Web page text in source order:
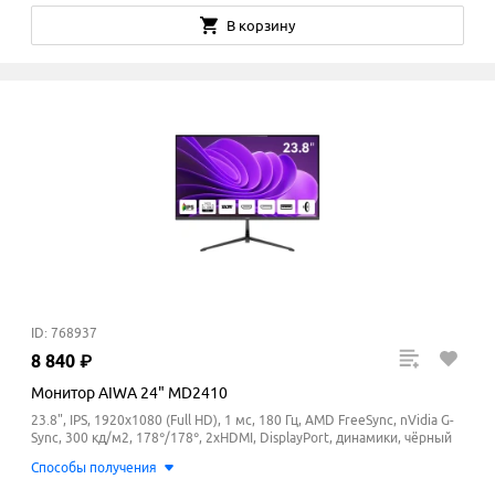
В корзину
ID: 768937
8 840 ₽
Монитор AIWA 24" MD2410
23.8", IPS, 1920x1080 (Full HD), 1 мс, 180 Гц, AMD FreeSync, nVidia G-
Sync, 300 кд/м2, 178°/178°, 2xHDMI, DisplayPort, динамики, чёрный
Способы получения